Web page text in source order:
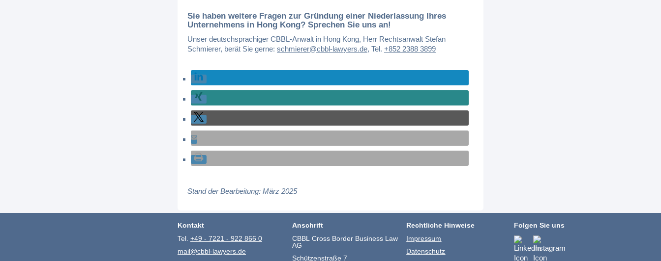
Sie haben weitere Fragen zur Gründung einer Niederlassung Ihres
Unternehmens in Hong Kong? Sprechen Sie uns an!
Unser deutschsprachiger CBBL-Anwalt in Hong Kong, Herr Rechtsanwalt Stefan
Schmierer, berät Sie gerne: schmierer@cbbl-lawyers.de, Tel. +852 2388 3899
Stand der Bearbeitung: März 2025
Kontakt
Tel. +49 - 7221 - 922 866 0
mail@cbbl-lawyers.de
Anschrift
CBBL Cross Border Business Law
AG
Schützenstraße 7
Rechtliche Hinweise
Impressum
Datenschutz
Folgen Sie uns